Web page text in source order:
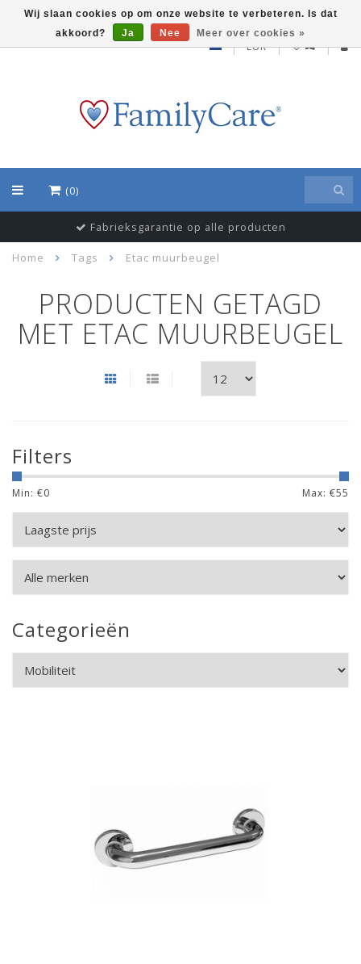
EUR
(0)
Fabrieksgarantie op alle producten
Home Tags Etac muurbeugel
PRODUCTEN GETAGD
MET ETAC MUURBEUGEL
Filters
Min: €0 Max: €55
Categorieën
Wij slaan cookies op om onze website te verbeteren. Is dat
akkoord?
Ja Nee Meer over cookies »